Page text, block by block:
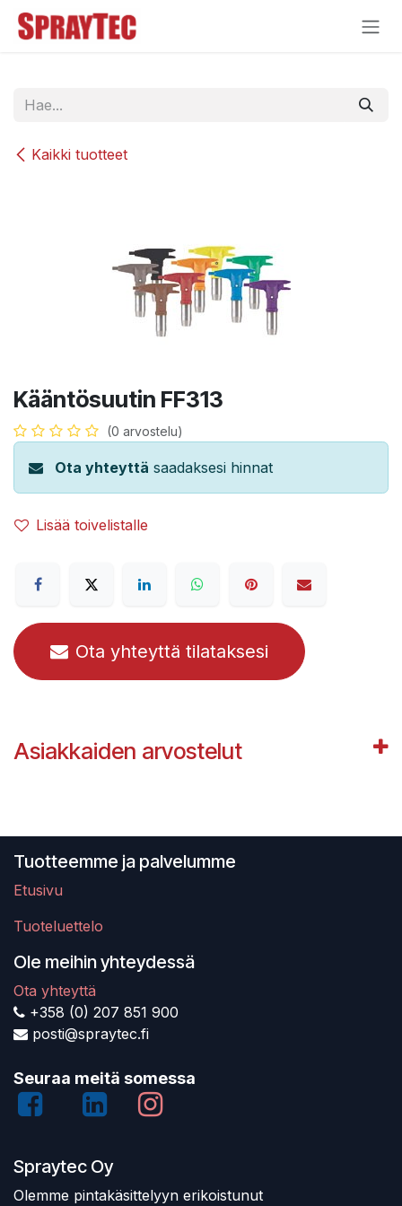
Siirry sisältöön
Kaikki tuotteet
Kääntösuutin FF313
(0 arvostelu)
Ota yhteyttä saadaksesi hinnat
Lisää toivelistalle
Ota yhteyttä tilataksesi
Asiakkaiden arvostelut
Tuotteemme ja palvelumme
Etusivu
Tuoteluettelo
Ole meihin yhteydessä
Ota yhteyttä
+358 (0) 207 851 900
posti@spraytec.fi
Seuraa meitä somessa
Spraytec Oy
Olemme pintakäsittelyyn erikoistunut